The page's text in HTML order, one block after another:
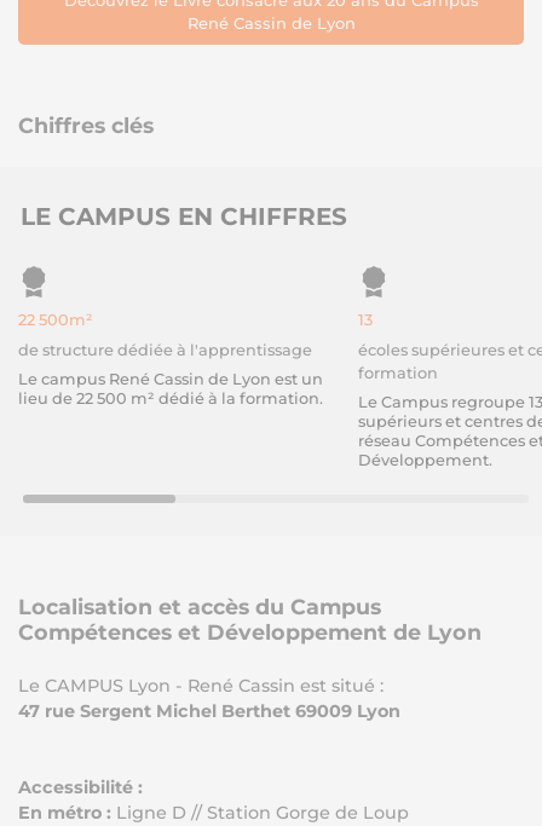
René Cassin de Lyon
Chiffres clés
LE CAMPUS EN CHIFFRES
22 500m²
de structure dédiée à l'apprentissage
Le campus René Cassin de Lyon est un
lieu de 22 500 m² dédié à la formation.
13
écoles supérieures et
formation
Le Campus regroupe
supérieurs et centres
réseau Compétences
Développement.
Localisation et accès du Campus
Compétences et Développement de Lyon
Le CAMPUS Lyon - René Cassin est situé :
​47 rue Sergent Michel Berthet 69009 Lyon
Accessibilité :
En métro : Ligne D // Station Gorge de Loup